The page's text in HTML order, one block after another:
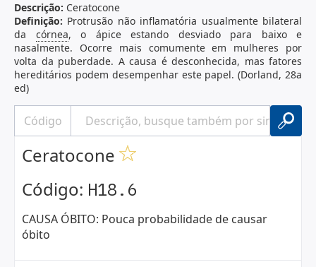
Descrição: Ceratocone
Definição: Protrusão não inflamatória usualmente bilateral
da córnea, o ápice estando desviado para baixo e
nasalmente. Ocorre mais comumente em mulheres por
volta da puberdade. A causa é desconhecida, mas fatores
hereditários podem desempenhar este papel. (Dorland, 28a
ed)
Ceratocone
Código: H18.6
CAUSA ÓBITO: Pouca probabilidade de causar
óbito